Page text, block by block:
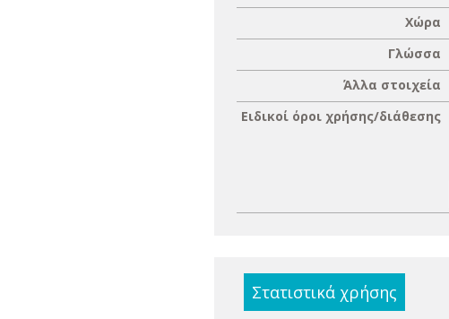
Χώρα
Γλώσσα
Άλλα στοιχεία
Ειδικοί όροι χρήσης/διάθεσης
Στατιστικά χρήσης